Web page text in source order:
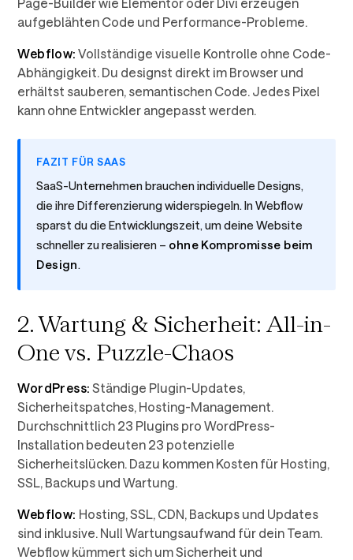
aufgeblähten Code und Performance-Probleme.
Webflow: Vollständige visuelle Kontrolle ohne Code-
Abhängigkeit. Du designst direkt im Browser und
erhältst sauberen, semantischen Code. Jedes Pixel
kann ohne Entwickler angepasst werden.
FAZIT FÜR SAAS
SaaS-Unternehmen brauchen individuelle Designs,
die ihre Differenzierung widerspiegeln. In Webflow
sparst du die Entwicklungszeit, um deine Website
schneller zu realisieren – ohne Kompromisse beim
Design.
2. Wartung & Sicherheit: All-in-
One vs. Puzzle-Chaos
WordPress: Ständige Plugin-Updates,
Sicherheitspatches, Hosting-Management.
Durchschnittlich 23 Plugins pro WordPress-
Installation bedeuten 23 potenzielle
Sicherheitslücken. Dazu kommen Kosten für Hosting,
SSL, Backups und Wartung.
Webflow: Hosting, SSL, CDN, Backups und Updates
sind inklusive. Null Wartungsaufwand für dein Team.
Webflow kümmert sich um Sicherheit und